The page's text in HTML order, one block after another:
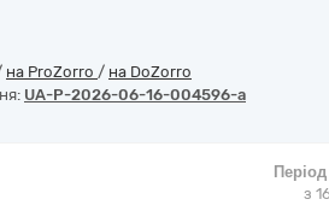
на ProZorro / на DoZorro
UA-P-2026-06-16-004596-a
з